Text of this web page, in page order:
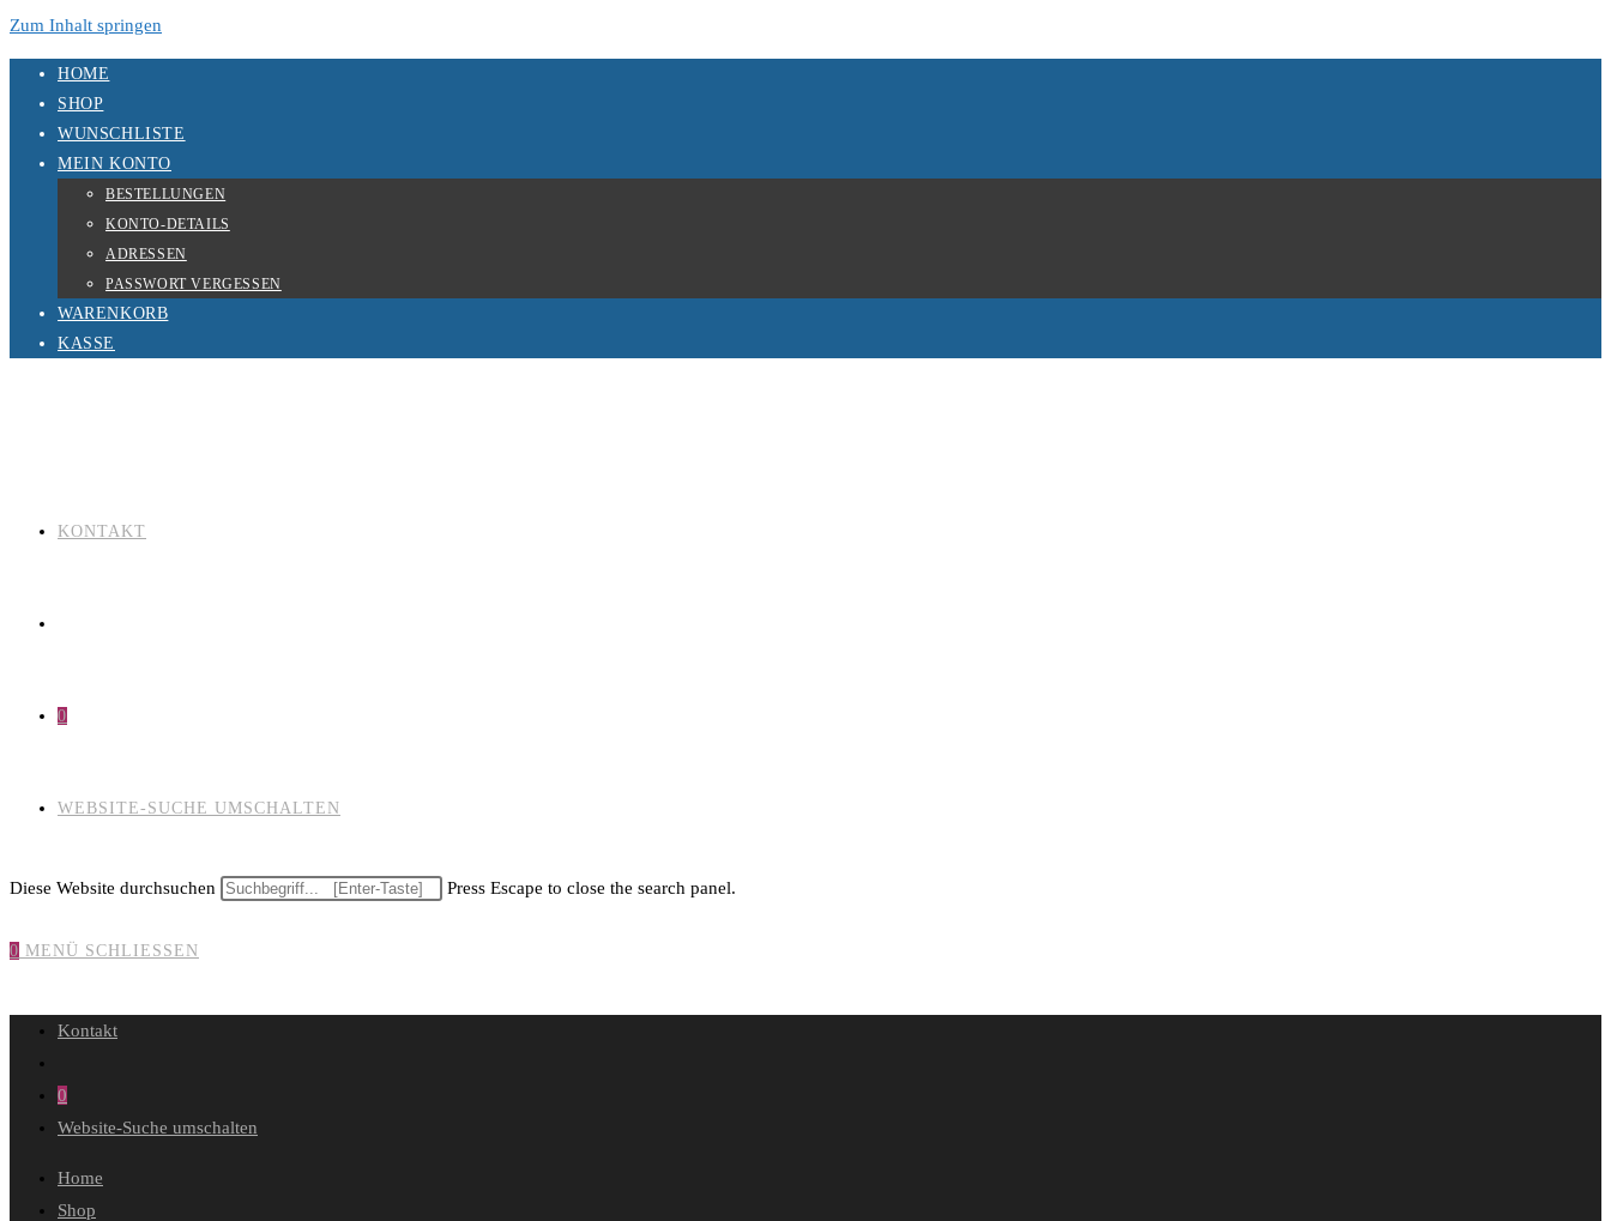
Zum Inhalt springen
HOME
SHOP
WUNSCHLISTE
MEIN KONTO
BESTELLUNGEN
KONTO-DETAILS
ADRESSEN
PASSWORT VERGESSEN
WARENKORB
KASSE
KONTAKT
0
WEBSITE-SUCHE UMSCHALTEN
Diese Website durchsuchen Press Escape to close the search panel.
0 MENÜ SCHLIESSEN
Kontakt
0
Website-Suche umschalten
Home
Shop